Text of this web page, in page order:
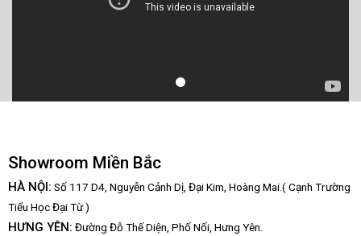
Showroom Miền Bắc
HÀ NỘI: Số 117 D4, Nguyễn Cảnh Dị, Đại Kim, Hoàng Mai.( Cạnh Trường
Tiểu Học Đại Từ )
HƯNG YÊN: Đường Đỗ Thế Diện, Phố Nối, Hưng Yên.